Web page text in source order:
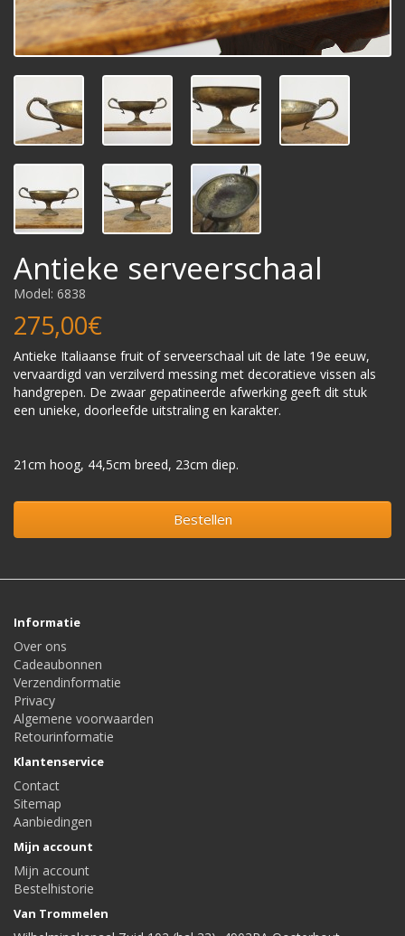
Antieke serveerschaal
Model: 6838
275,00€
Antieke Italiaanse fruit of serveerschaal uit de late 19e eeuw,
vervaardigd van verzilverd messing met decoratieve vissen als
handgrepen. De zwaar gepatineerde afwerking geeft dit stuk
een unieke, doorleefde uitstraling en karakter.
21cm hoog, 44,5cm breed, 23cm diep.
Bestellen
Informatie
Over ons
Cadeaubonnen
Verzendinformatie
Privacy
Algemene voorwaarden
Retourinformatie
Klantenservice
Contact
Sitemap
Aanbiedingen
Mijn account
Mijn account
Bestelhistorie
Van Trommelen